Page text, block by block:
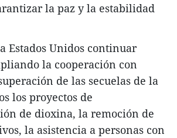
la paz y la estabilidad
Estados Unidos continuar
la cooperación con
de las secuelas de la
los proyectos de
de dioxina, la remoción de
la asistencia a personas con